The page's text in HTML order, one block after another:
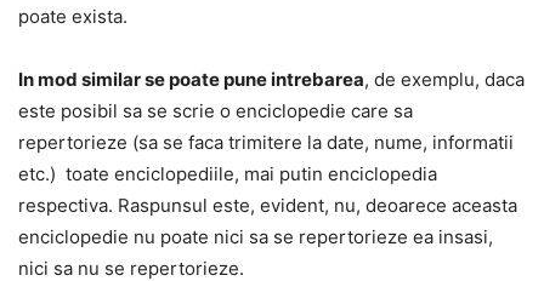
poate exista.
In mod similar se poate pune intrebarea, de exemplu, daca
este posibil sa se scrie o enciclopedie care sa
repertorieze (sa se faca trimitere la date, nume, informatii
etc.) toate enciclopediile, mai putin enciclopedia
respectiva. Raspunsul este, evident, nu, deoarece aceasta
enciclopedie nu poate nici sa se repertorieze ea insasi,
nici sa nu se repertorieze.